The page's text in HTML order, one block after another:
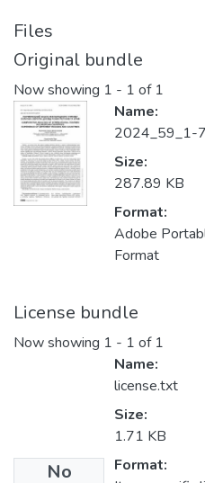
Files
Original bundle
Now showing 1 - 1 of 1
Name:
2024_59_1-
Size:
287.89 KB
Format:
Adobe
Format
License bundle
Now showing 1 - 1 of 1
No
Name:
license.txt
Size:
1.71 KB
Format: